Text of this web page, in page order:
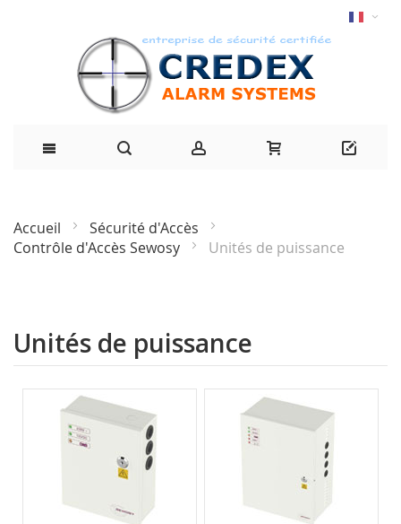
Accueil
Sécurité d'Accès
Contrôle d'Accès Sewosy
Unités de puissance
Unités de puissance